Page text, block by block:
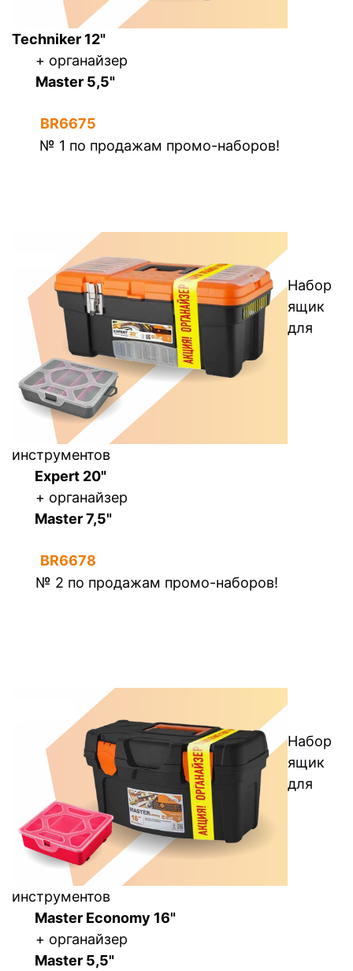
Techniker 12"
+ органайзер
Master 5,5"
BR6675
№ 1 по продажам промо-наборов!
Набор
ящик
для
инструментов
Expert 20"
+ органайзер
Master 7,5"
BR6678
№ 2 по продажам промо-наборов!
Набор
ящик
для
инструментов
Master Economy 16"
+ органайзер
Master 5,5"